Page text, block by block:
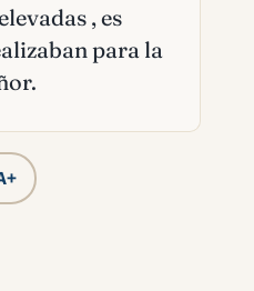
, es
para la